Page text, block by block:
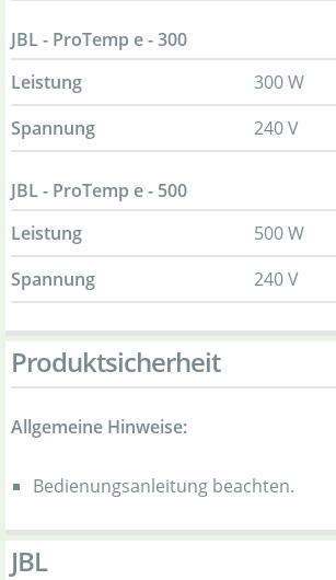
JBL - ProTemp e - 300
Leistung
300 W
Spannung
240 V
JBL - ProTemp e - 500
Leistung
500 W
Spannung
240 V
Produktsicherheit
Allgemeine Hinweise:
Bedienungsanleitung beachten.
JBL